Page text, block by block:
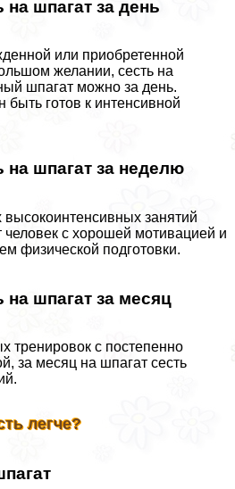
на шпагат за день
или приобретенной
желании, сесть на
шпагат можно за день.
готов к интенсивной
на шпагат за неделю
занятий
человек с хорошей мотивацией и
физической подготовки.
на шпагат за месяц
тренировок с постепенно
за месяц на шпагат сесть
легче?